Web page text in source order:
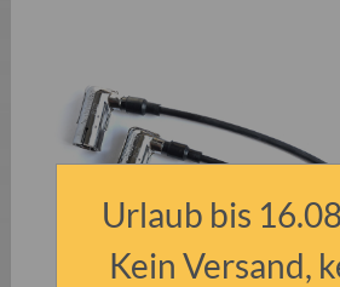
Urlaub bis
Kein Versand,